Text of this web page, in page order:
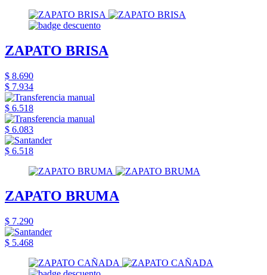
ZAPATO BRISA
$ 8.690
$ 7.934
$ 6.518
$ 6.083
$ 6.518
ZAPATO BRUMA
$ 7.290
$ 5.468